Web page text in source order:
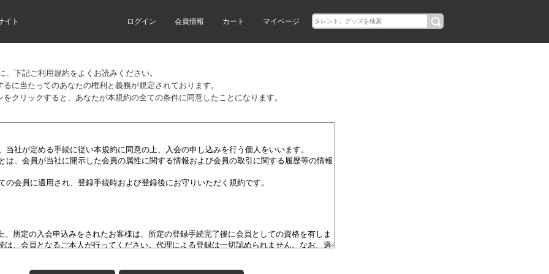
イト ログイン 会員情報 カート マイページ
下記ご利用規約をよくお読みください。
に当たってのあなたの権利と義務が規定されております。
クリックすると、あなたが本規約の全ての条件に同意したことになります。